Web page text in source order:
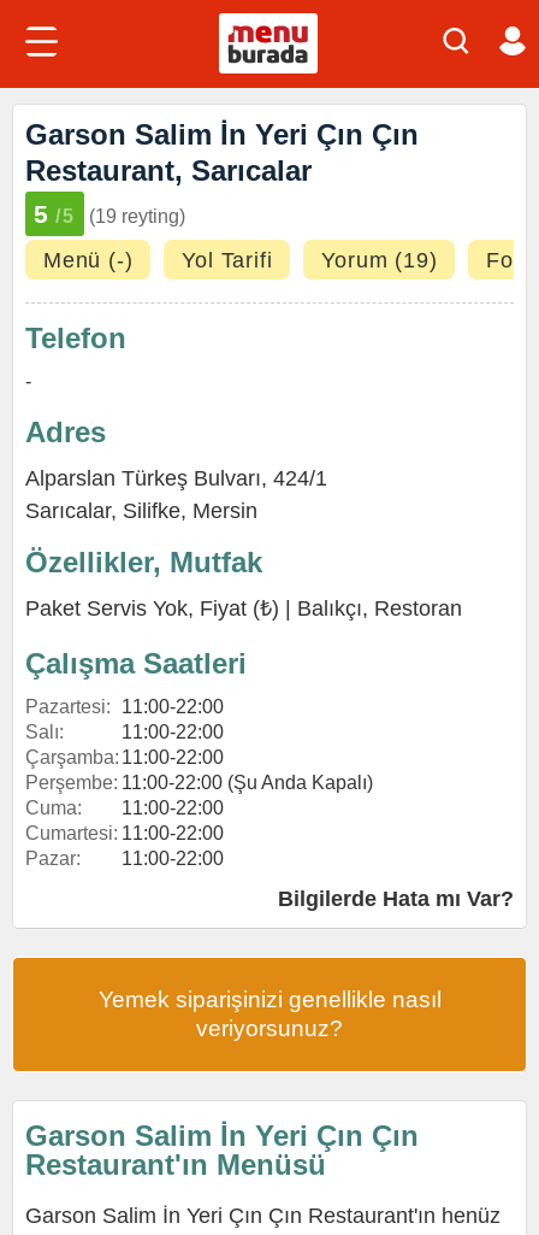
Garson Salim İn Yeri Çın Çın
Restaurant, Sarıcalar
5 /5 (19 reyting)
Menü (-) Yol Tarifi Yorum (19)
Telefon
-
Adres
Alparslan Türkeş Bulvarı, 424/1
Sarıcalar, Silifke, Mersin
Özellikler, Mutfak
Paket Servis Yok, Fiyat (₺) | Balıkçı, Restoran
Çalışma Saatleri
Pazartesi:
11:00-22:00
Salı:
11:00-22:00
Çarşamba: 11:00-22:00
Perşembe: 11:00-22:00 (Şu Anda Kapalı)
Cuma:
11:00-22:00
Cumartesi: 11:00-22:00
Pazar:
11:00-22:00
Bilgilerde Hata mı Var?
Yemek siparişinizi genellikle nasıl
veriyorsunuz?
Garson Salim İn Yeri Çın Çın
Restaurant'ın Menüsü
Garson Salim İn Yeri Çın Çın Restaurant'ın henüz